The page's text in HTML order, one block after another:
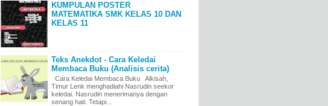
KUMPULAN POSTER
MATEMATIKA SMK KELAS 10 DAN
KELAS 11
Teks Anekdot - Cara Keledai
Membaca Buku (Analisis cerita)
Cara Keledai Membaca Buku Alkisah,
Timur Lenk menghadiahi Nasrudin seekor
keledai. Nasrudin menerimanya dengan
senang hati. Tetapi...